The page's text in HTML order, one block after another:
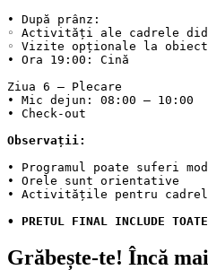
• După prânz:
◦ Activități ale cadrele
◦ Vizite opționale la
• Ora 19:00: Cină
Ziua 6 – Plecare
• Mic dejun: 08:00 – 10:00
Observații:
• Programul poate suferi
• Orele sunt orientative
• PRETUL FINAL INCLUDE
Grăbește-te! Încă